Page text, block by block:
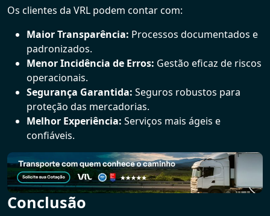
Os clientes da VRL podem contar com:
Maior Transparência: Processos documentados e
padronizados.
Menor Incidência de Erros: Gestão eficaz de riscos
operacionais.
Segurança Garantida: Seguros robustos para
proteção das mercadorias.
Melhor Experiência: Serviços mais ágeis e
confiáveis.
Conclusão